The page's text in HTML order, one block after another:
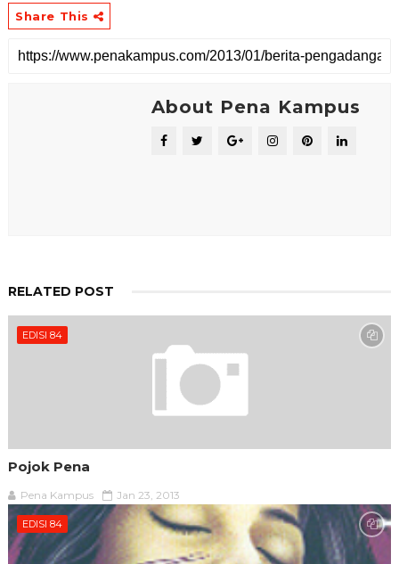
Share This
About Pena Kampus
RELATED POST
EDISI 84
Pojok Pena
Pena Kampus Jan 23, 2013
EDISI 84